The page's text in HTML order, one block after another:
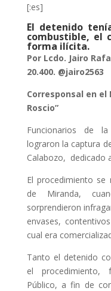
[:es]
El detenido
combustible, el
forma ilícita.
Por Lcdo. Jairo
20.400. @jairo2563
Corresponsal en el
Roscio”
Funcionarios de
lograron la captura
Calabozo, dedicado
El procedimiento se
de Miranda,
sorprendieron
envases,
cual era
Tanto el detenido
el procedimiento,
Público, a fin de